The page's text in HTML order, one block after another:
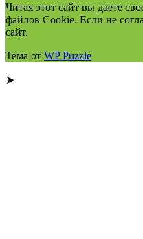
Читая этот сайт вы даете
файлов Cookie. Если не
сайт.
Тема от WP Puzzle
➤